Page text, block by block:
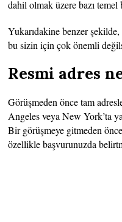
dahil olmak üzere bazı
Yukarıdakine benzer
bu sizin için çok önemli
Resmi adres
Görüşmeden önce tam
Angeles veya New York’ta
Bir görüşmeye gitmeden
özellikle başvurunuzda